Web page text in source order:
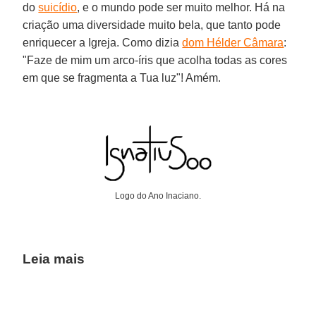
dosuicídio, e o mundo pode ser muito melhor. Há na
criação uma diversidade muito bela, que tanto pode
enriquecer a Igreja. Como diziadom Hélder Câmara:
"Faze de mim um arco-íris que acolha todas as cores
em que se fragmenta a Tua luz"! Amém.
Logo do Ano Inaciano.
Leia mais